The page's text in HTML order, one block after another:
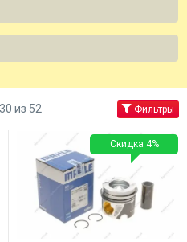
из 52 Фильтры
Скидка 4%